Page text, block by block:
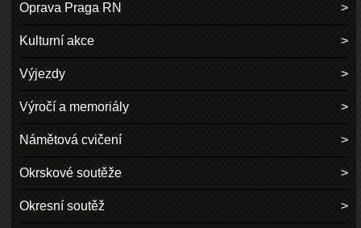
Oprava Praga RN
Kulturní akce
Výjezdy
Výročí a memoriály
Námětová cvičení
Okrskové soutěže
Okresní soutěž